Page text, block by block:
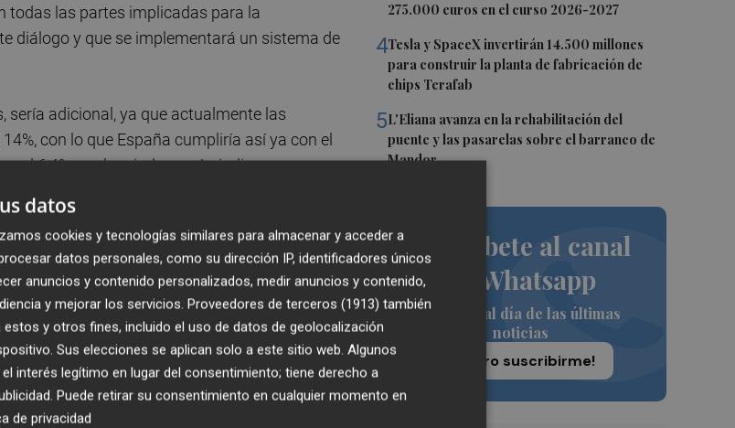
275.000 euros en el curso 2026-2027
4Tesla y SpaceX invertirán 14.500 millones
para construir la planta de fabricación de
chips Terafab
5L'Eliana avanza en la rehabilitación del
puente y las pasarelas sobre el barranco de
Mandor
Suscríbete al canal
de Whatsapp
Siempre al día de las últimas
noticias
¡Quiero suscribirme!
todas las partes implicadas para la
diálogo y que se implementará un sistema de
sería adicional, ya que actualmente las
con lo que España cumpliría así ya con el
al 6,4% en el periodo, según indicaron en
más bajo o alto de la horquilla dependerá
bloques: El ahorro y la eficiencia, el impulso a
la autonomía energética y la
datos
cookies y tecnologías similares para almacenar y acceder a
datos personales, como su dirección IP, identificadores únicos
anuncios y contenido personalizados, medir anuncios y contenido,
y mejorar los servicios. Proveedores de terceros (1913) también
y otros fines, incluido el uso de datos de geolocalización
Sus elecciones se aplican solo a este sitio web. Algunos
interés legítimo en lugar del consentimiento; tiene derecho a
. Puede retirar su consentimiento en cualquier momento en
de privacidad